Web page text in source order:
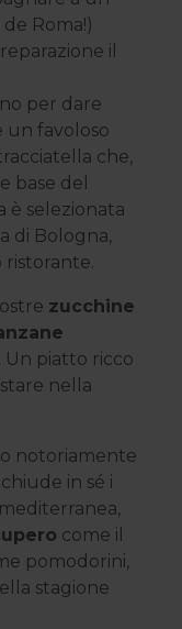
Roma!)
il
per dare
un favoloso
che,
base del
è selezionata
di Bologna,
ristorante.
zucchine
Un piatto ricco
nella
notoriamente
in sé i
come il
pomodorini,
stagione